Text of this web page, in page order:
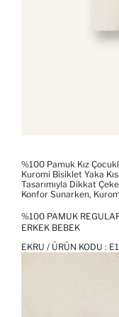
%100 Pamuk Kız
Kuromi Bisiklet Yaka
Tasarımıyla Dikkat
Konfor Sunarken,
%100 PAMUK
ERKEK BEBEK
EKRU / ÜRÜN KODU :